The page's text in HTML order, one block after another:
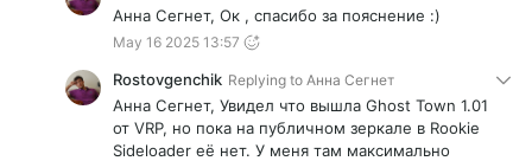
Анна Сегнет, Ок , спасибо за пояснение :)
May 16 2025 13:57
Rostovgenchik Replying to Анна Сегнет
Анна Сегнет, Увидел что вышла Ghost Town 1.01
от VRP, но пока на публичном зеркале в Rookie
Sideloader её нет. У меня там максимально